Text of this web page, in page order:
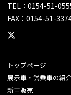
TEL：0154-51-
FAX：0154-51-
トップページ
展示車・試乗車の紹介
新車販売